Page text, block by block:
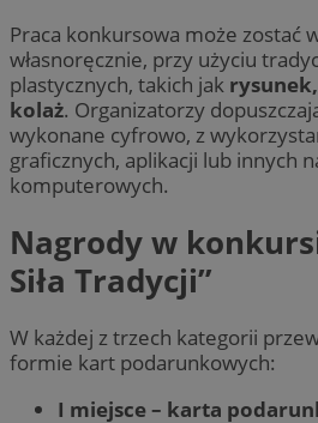
Praca konkursowa może zostać
własnoręcznie, przy użyciu
plastycznych, takich jak
kolaż. Organizatorzy
wykonane cyfrowo, z
graficznych, aplikacji lub innych
komputerowych.
Nagrody w
Siła Tradycji”
W każdej z trzech kategorii
formie kart podarunkowych:
I miejsce – karta